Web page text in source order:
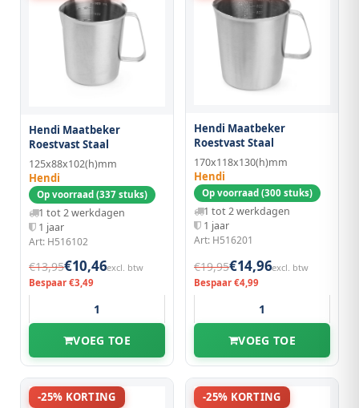
Hendi Maatbeker
Roestvast Staal
125x88x102(h)mm
Hendi
Op voorraad (337 stuks)
1 tot 2 werkdagen
1 jaar
Art: H516102
€13,95€10,46excl. btw
Bespaar €3,49
VOEG TOE
Hendi Maatbeker
Roestvast Staal
170x118x130(h)mm
Hendi
Op voorraad (300 stuks)
1 tot 2 werkdagen
1 jaar
Art: H516201
€19,95€14,96excl. btw
Bespaar €4,99
VOEG TOE
-25% KORTING -25% KORTING